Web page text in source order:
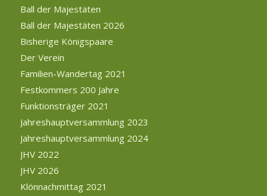
Ball der Majestäten
Ball der Majestäten 2026
Bisherige Königspaare
Der Verein
Familien-Wandertag 2021
Festkommers 200 Jahre
Funktionsträger 2021
Jahreshauptversammlung 2023
Jahreshauptversammlung 2024
JHV 2022
JHV 2026
Klönnachmittag 2021